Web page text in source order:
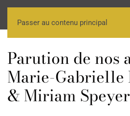
Passer au contenu principal
Parution de nos
Marie-Gabrielle
& Miriam